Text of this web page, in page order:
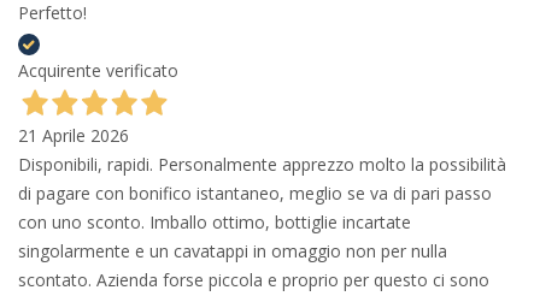
Perfetto!
Acquirente verificato
21 Aprile 2026
Disponibili, rapidi. Personalmente apprezzo molto la possibilità
di pagare con bonifico istantaneo, meglio se va di pari passo
con uno sconto. Imballo ottimo, bottiglie incartate
singolarmente e un cavatappi in omaggio non per nulla
scontato. Azienda forse piccola e proprio per questo ci sono